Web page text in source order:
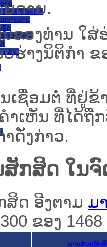
າດ
ນປະຕິວັດລາວ
ບານລາວ
ລັດ
າຊົນສູງສຸດ
ດລາວ
ຍດາຍ.
ຂອງທ່ານ ໃສ່
າງນິຕິກຳ ຂ
ເຊື່ອມຕໍ່ ທີ່ຢູ່ຂ້
ຳເຫັນ ທີ່ໄດ້ຖື
ດັ່ງກ່າວ.
ກສິດ ໃນ
ດ ອີງຕາມ ມ
ຂອງ
ພາກສ່ວນຮັບ